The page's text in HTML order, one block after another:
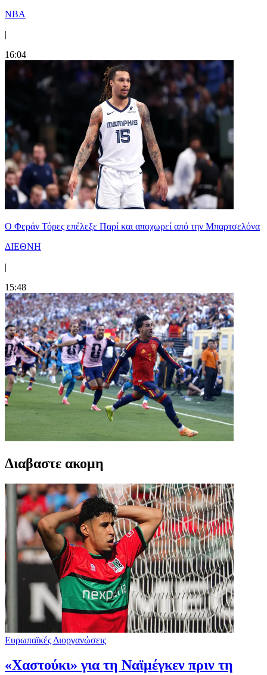
NBA
|
16:04
Ο Φεράν Τόρες επέλεξε Παρί και αποχωρεί από την Μπαρτσελόνα
ΔΙΕΘΝΗ
|
15:48
Διαβαστε ακομη
Ευρωπαϊκές Διοργανώσεις
«Χαστούκι» για τη Ναϊμέγκεν πριν τη